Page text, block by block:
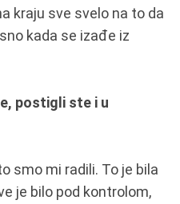
kraju sve svelo na to da
kada se izađe iz
postigli ste i u
smo mi radili. To je bila
je bilo pod kontrolom,